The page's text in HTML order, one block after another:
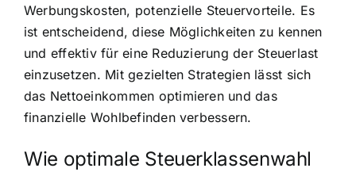
Werbungskosten, potenzielle Steuervorteile. Es
ist entscheidend, diese Möglichkeiten zu kennen
und effektiv für eine Reduzierung der Steuerlast
einzusetzen. Mit gezielten Strategien lässt sich
das Nettoeinkommen optimieren und das
finanzielle Wohlbefinden verbessern.
Wie optimale Steuerklassenwahl